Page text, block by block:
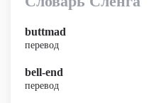
buttmad
перевод
bell-end
перевод